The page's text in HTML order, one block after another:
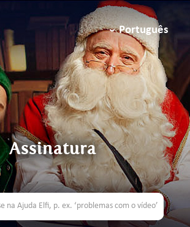
Português
Assinatura